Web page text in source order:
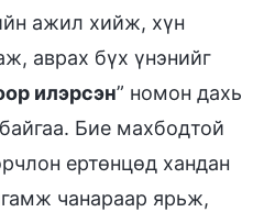
ажил хийж, хүн
аврах бүх үнэнийг
илэрсэн” номон дахь
Бие махбодтой
ертөнцөд хандан
чанараар ярьж,